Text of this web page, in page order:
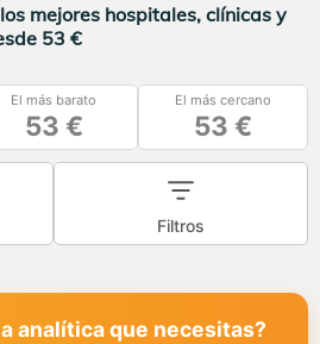
mejores hospitales, clínicas y
53 €
El más barato
53 €
El más cercano
53 €
Filtros
analítica que necesitas?